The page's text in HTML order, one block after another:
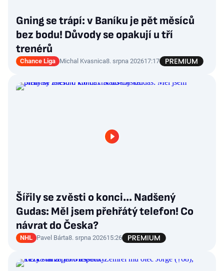
Gning se trápí: v Baníku je pět měsíců
bez bodu! Důvody se opakují u tří
trenérů
Chance Liga Michal Kvasnica8. srpna 202617:17
Šířily se zvěsti o konci... Nadšený
Gudas: Měl jsem přehřátý telefon! Co
návrat do Česka?
NHL Pavel Bárta8. srpna 202615:26